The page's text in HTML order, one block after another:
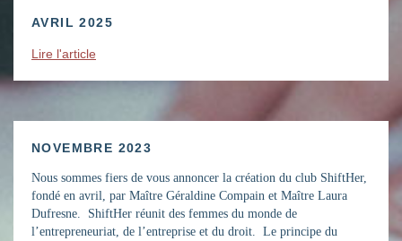
AVRIL 2025
Lire l'article
NOVEMBRE 2023
Nous sommes fiers de vous annoncer la création du club ShiftHer,
fondé en avril, par Maître Géraldine Compain et Maître Laura
Dufresne. ShiftHer réunit des femmes du monde de
l’entrepreneuriat, de l’entreprise et du droit. Le principe du